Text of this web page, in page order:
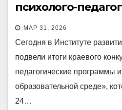
психолого-
программы
МАР 31, 2026
Сегодня в Институте
подвели итоги краевого
педагогические программы
образовательной среде»,
24…